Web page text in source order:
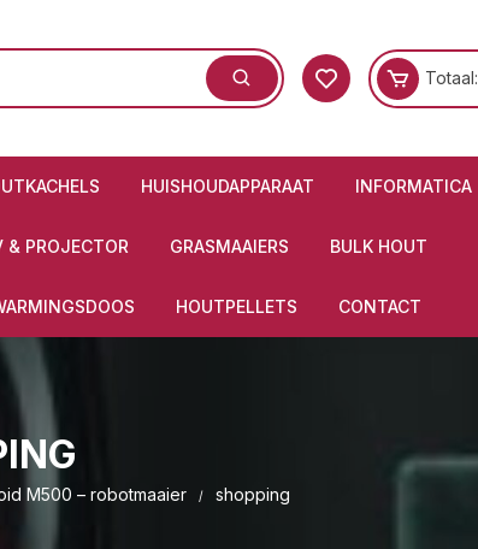
Totaal:
HUISHOUDAPPARAAT INFORMATICA
& PROJECTOR GRASMAAIERS BULK HOUT
HOUTPELLETS CONTACT
M500 – robotmaaier shopping